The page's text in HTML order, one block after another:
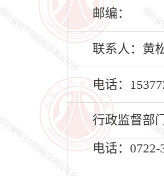
邮编：
联系人：黄
电话：
行政监督部
电话：0722-